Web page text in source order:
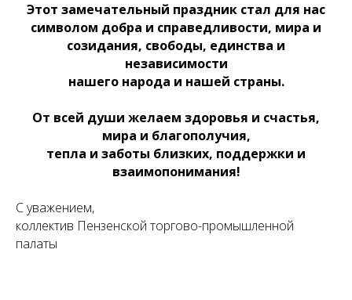
Этот замечательный праздник стал для нас
символом добра и справедливости, мира и
созидания, свободы, единства и
независимости
нашего народа и нашей страны.
От всей души желаем здоровья и счастья,
мира и благополучия,
тепла и заботы близких, поддержки и
взаимопонимания!
С уважением,
коллектив Пензенской торгово-промышленной
палаты